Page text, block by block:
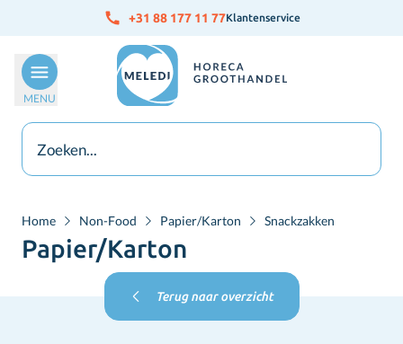
Ga naar de inhoud +31 88 177 11 77Klantenservice
MENU
Home Non-Food Papier/Karton Snackzakken
Papier/Karton
Terug naar overzicht